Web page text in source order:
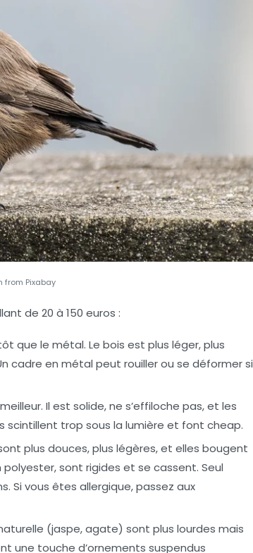
from Pixabay
de 20 à 150 euros :
que le métal. Le bois est plus léger, plus
cadre en métal peut rouiller ou se déformer si
Il est solide, ne s’effiloche pas, et les
scintillent trop sous la lumière et font cheap.
plus douces, plus légères, et elles bougent
polyester, sont rigides et se cassent. Seul
Si vous êtes allergique, passez aux
(jaspe, agate) sont plus lourdes mais
une touche d’ornements suspendus